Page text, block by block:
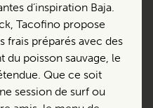
d’inspiration Baja.
Tacofino propose
frais préparés avec des
du poisson sauvage, le
Que ce soit
session de surf ou